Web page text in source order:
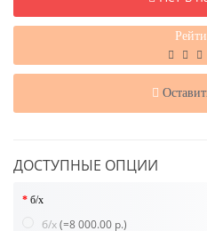
ДОСТУПНЫЕ ОПЦИИ
б/х
б/х(=8 000.00 р.)